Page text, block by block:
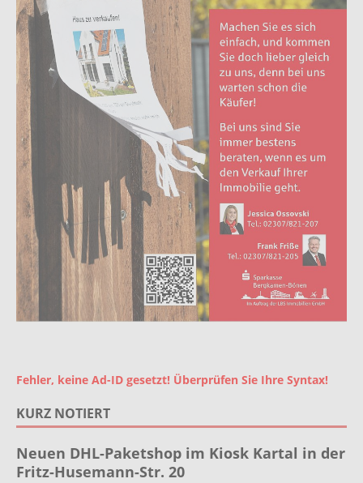
Fehler, keine Ad-ID gesetzt! Überprüfen Sie Ihre Syntax!
KURZ NOTIERT
Neuen DHL-Paketshop im Kiosk Kartal in der
Fritz-Husemann-Str. 20